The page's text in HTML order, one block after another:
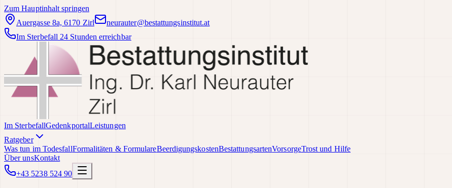
Zum Hauptinhalt springen
Auergasse 8a, 6170 Zirl
neurauter@bestattungsinstitut.at
Im Sterbefall 24 Stunden erreichbar
Im SterbefallGedenkportalLeistungen
Ratgeber
Was tun im TodesfallFormalitäten & FormulareBeerdigungskostenBestattungsartenVorsorgeTrost und Hilfe
Über unsKontakt
+43 5238 524 90